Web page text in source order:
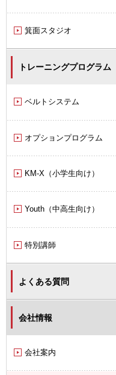
箕面スタジオ
トレーニングプログラム
ベルトシステム
オプションプログラム
KM-X（小学生向け）
Youth（中高生向け）
特別講師
よくある質問
会社情報
会社案内